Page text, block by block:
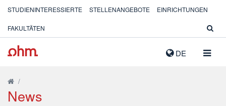
DE
STUDIENINTERESSIERTE STELLENANGEBOTE EINRICHTUNGEN
FAKULTÄTEN
/
News